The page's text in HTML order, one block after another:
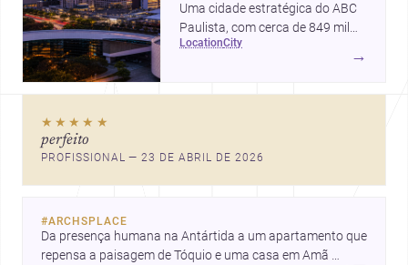
Uma cidade estratégica do ABC
Paulista, com cerca de 849 mil
habitantes, custo de obra
location city
→
★★★★★
perfeito
PROFISSIONAL — 23 DE ABRIL DE 2026
#ARCHSPLACE
Da presença humana na Antártida a um apartamento que
repensa a paisagem de Tóquio e uma casa em Amã